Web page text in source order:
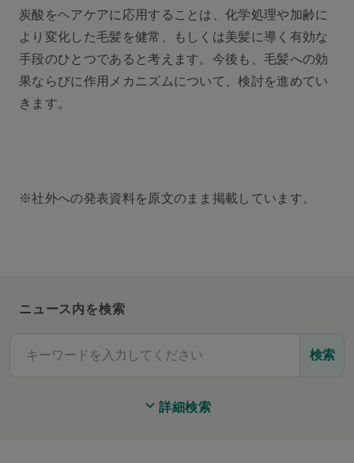
炭酸をヘアケアに応用することは、化学処理や加齢に
より変化した毛髪を健常、もしくは美髪に導く有効な
手段のひとつであると考えます。今後も、毛髪への効
果ならびに作用メカニズムについて、検討を進めてい
きます。
※社外への発表資料を原文のまま掲載しています。
ニュース内を検索
検索
詳細検索